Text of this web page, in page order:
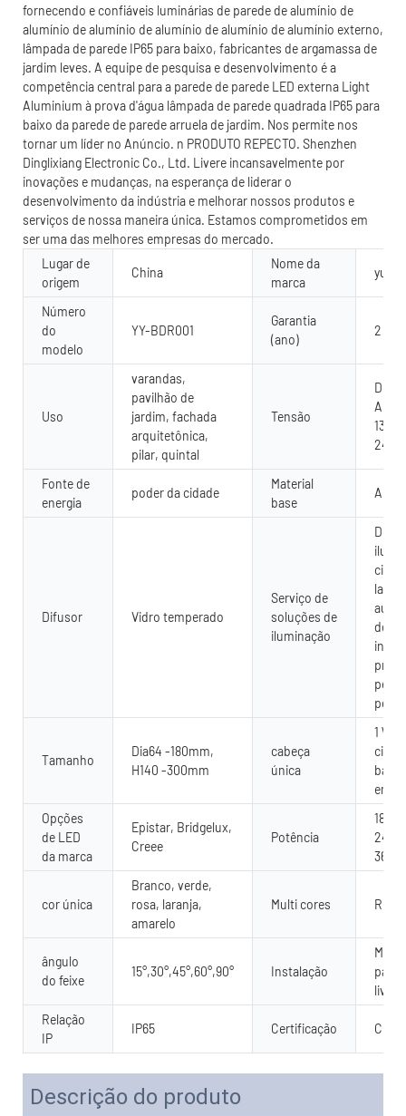
fornecendo e confiáveis ​​luminárias de parede de alumínio de
alumínio de alumínio de alumínio de alumínio de alumínio externo,
lâmpada de parede IP65 para baixo, fabricantes de argamassa de
jardim leves. A equipe de pesquisa e desenvolvimento é a
competência central para a parede de parede LED externa Light
Aluminium à prova d'água lâmpada de parede quadrada IP65 para
baixo da parede de parede arruela de jardim. Nos permite nos
tornar um líder no Anúncio. n PRODUTO REPECTO. Shenzhen
Dinglixiang Electronic Co., Ltd. Livere incansavelmente por
inovações e mudanças, na esperança de liderar o
desenvolvimento da indústria e melhorar nossos produtos e
serviços de nossa maneira única. Estamos comprometidos em
ser uma das melhores empresas do mercado.
Lugar de
origem
China
Nome da
marca
Número
do
modelo
YY-BDR001
Garantia
(ano)
2
Uso
varandas,
pavilhão de
jardim, fachada
arquitetônica,
pilar, quintal
Tensão
DC
AC
130V
240V
Fonte de
energia
poder da cidade
Material
base
Difusor Vidro temperado
Serviço de
soluções de
iluminação
de
por
Tamanho
Dia64 -180mm,
H140 -300mm
cabeça
única
1
cima
baixo
Opções
de LED
da marca
Epistar, Bridgelux,
Creee
Potência
18W,
24W,
36W
cor única
Branco, verde,
rosa, laranja,
amarelo
Multi cores RGB
ângulo
do feixe
15°,30°,45°,60°,90° Instalação
livre
Relação
IP
IP65 Certificação CE
Descrição do produto